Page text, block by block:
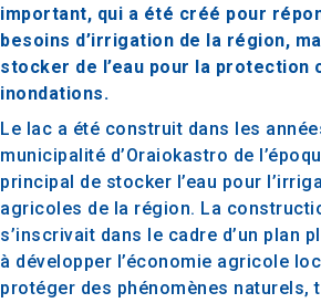
important, qui a été créé pour
besoins d’irrigation de la région,
stocker de l’eau pour la protection
inondations.
Le lac a été construit dans les
municipalité d’Oraiokastro de
principal de stocker l’eau pour
agricoles de la région. La
s’inscrivait dans le cadre d’un plan
à développer l’économie agricole
protéger des phénomènes naturels,